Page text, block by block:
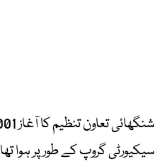
سیکیورٹی گروپ کے طور پر ہوا